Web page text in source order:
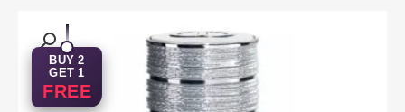
BUY 2
GET 1
FREE